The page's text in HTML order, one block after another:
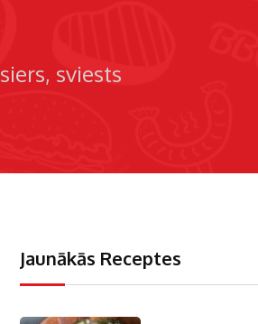
siers sviests
Jaunākās Receptes